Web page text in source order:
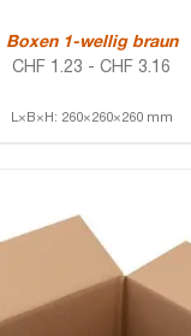
Boxen 1-wellig braun
CHF 1.23 - CHF 3.16
L×B×H: 260×260×260 mm